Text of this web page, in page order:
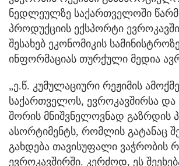
ნედლეულზე საქართველოში
პროდუქციის ექსპორტი
შესახებ ეკონომიკის
ინფორმაციას თურქული მედია
„ე.წ. კუმულაციური რეჟიმის
საქართველოს, ევროკავშირსა
შორის მნიშვნელოვნად გაზრდის
ასორტიმენტს, რომლის გატანაც
გახდება თავისუფალი ვაჭრობის
ევროკავშირში. კერძოდ, ეს